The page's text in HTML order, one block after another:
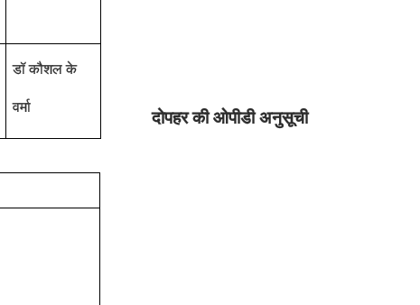
डॉ कौशल के
वर्मा
दोपहर की ओपीडी अनुसूची